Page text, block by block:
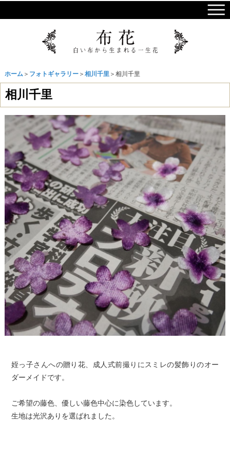
ホーム＞ フォトギャラリー＞ 相川千里＞相川千里
相川千里
姪っ子さんへの贈り花、成人式前撮りにスミレの髪飾りのオー
ダーメイドです。
ご希望の藤色、優しい藤色中心に染色しています。
生地は光沢ありを選ばれました。